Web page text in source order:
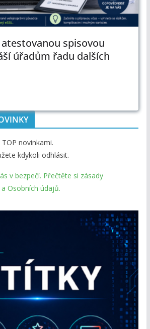
spisovou
úřadům řadu dalších
novinkami.
kdykoli odhlásit.
v bezpečí. Přečtěte si zásady
Osobních údajů.